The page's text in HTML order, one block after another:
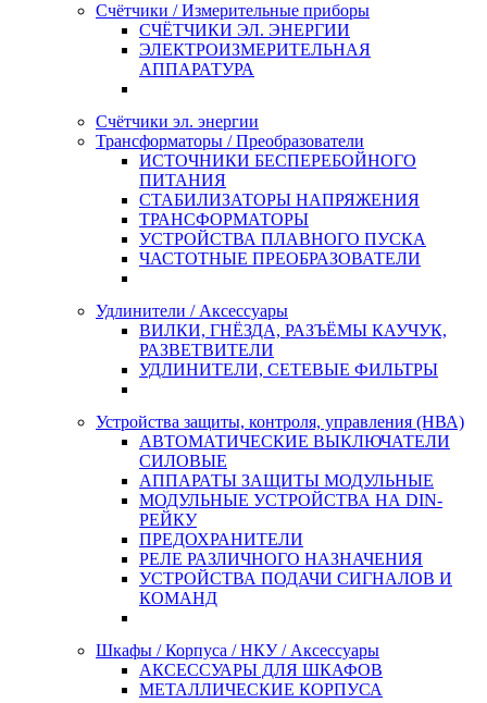
Счётчики / Измерительные приборы
СЧЁТЧИКИ ЭЛ. ЭНЕРГИИ
ЭЛЕКТРОИЗМЕРИТЕЛЬНАЯ
АППАРАТУРА
Счётчики эл. энергии
Трансформаторы / Преобразователи
ИСТОЧНИКИ БЕСПЕРЕБОЙНОГО
ПИТАНИЯ
СТАБИЛИЗАТОРЫ НАПРЯЖЕНИЯ
ТРАНСФОРМАТОРЫ
УСТРОЙСТВА ПЛАВНОГО ПУСКА
ЧАСТОТНЫЕ ПРЕОБРАЗОВАТЕЛИ
Удлинители / Аксессуары
ВИЛКИ, ГНЁЗДА, РАЗЪЁМЫ КАУЧУК,
РАЗВЕТВИТЕЛИ
УДЛИНИТЕЛИ, СЕТЕВЫЕ ФИЛЬТРЫ
Устройства защиты, контроля, управления (НВА)
АВТОМАТИЧЕСКИЕ ВЫКЛЮЧАТЕЛИ
СИЛОВЫЕ
АППАРАТЫ ЗАЩИТЫ МОДУЛЬНЫЕ
МОДУЛЬНЫЕ УСТРОЙСТВА НА DIN-
РЕЙКУ
ПРЕДОХРАНИТЕЛИ
РЕЛЕ РАЗЛИЧНОГО НАЗНАЧЕНИЯ
УСТРОЙСТВА ПОДАЧИ СИГНАЛОВ И
КОМАНД
Шкафы / Корпуса / НКУ / Аксессуары
АКСЕССУАРЫ ДЛЯ ШКАФОВ
МЕТАЛЛИЧЕСКИЕ КОРПУСА